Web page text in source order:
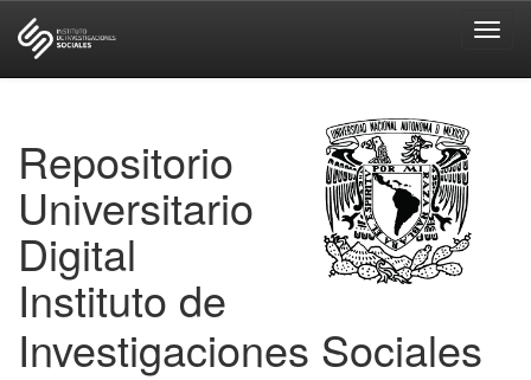
Repositorio
Universitario
Digital
Instituto de
Investigaciones Sociales